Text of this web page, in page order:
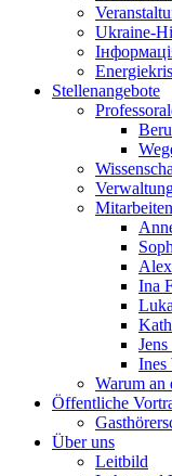
Ukraine-
Stellenangebote
Ina
Ines
Warum
Öffentliche
Über uns
Leitbild